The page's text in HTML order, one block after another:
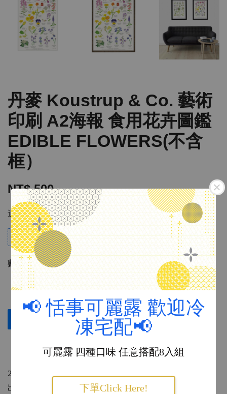
📢 恬事可麗露 歡迎冷
凍宅配📢
可麗露 四種口味 任意搭配8入組
下單Click Here!
丹麥 Koustrup & Co. 藝術
印刷 A2海報 食用花卉圖鑑
EDIBLE FLOWERS(不含
框）
NT$ 500
適用優惠
$10 Credit for every $100 spent
數量
加入購物車
『品牌介紹』：
2011 年，Søren 和 Ulla Koustrup 創辦了
出版社，以傳播有關植物、動物、美食和有機食品的知